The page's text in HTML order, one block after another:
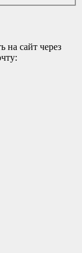
на сайт через